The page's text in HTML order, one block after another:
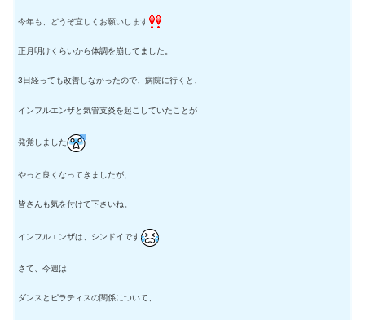
今年も、どうぞ宜しくお願いします
正月明けくらいから体調を崩してました。
3日経っても改善しなかったので、病院に行くと、
インフルエンザと気管支炎を起こしていたことが
発覚しました
やっと良くなってきましたが、
皆さんも気を付けて下さいね。
インフルエンザは、シンドイです
さて、今週は
ダンスとピラティスの関係について、